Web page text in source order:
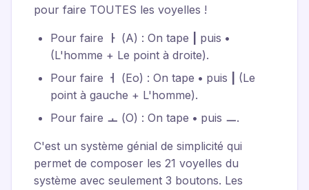
pour faire TOUTES les voyelles !
Pour faire ㅏ (A) : On tape puis •
(L'homme + Le point à droite).
Pour faire ㅓ (Eo) : On tape • puis
(Le
point à gauche + L'homme).
Pour faire ㅗ (O) : On tape • puis ㅡ.
C'est un système génial de simplicité qui
permet de composer les 21 voyelles du
système avec seulement 3 boutons. Les